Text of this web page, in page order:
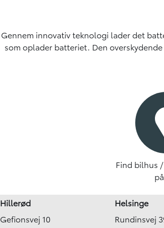
Gennem innovativ teknologi lader det
som oplader batteriet. Den
Find bilhus
Hillerød
Gefionsvej 10
Helsinge
Rundinsvej